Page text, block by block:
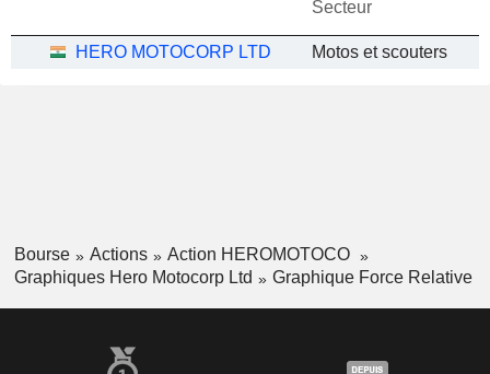
Secteur
HERO MOTOCORP LTD Motos et scouters
Bourse Actions
Action HEROMOTOCO
Graphiques Hero Motocorp Ltd
Graphique Force Relative